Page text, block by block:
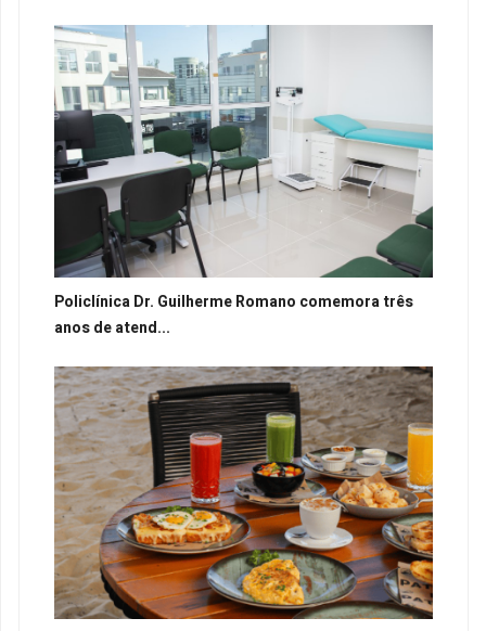
Policlínica Dr. Guilherme Romano comemora três
anos de atend...